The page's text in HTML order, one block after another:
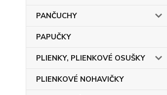
PANČUCHY
PAPUČKY
PLIENKY, PLIENKOVÉ OSUŠKY
PLIENKOVÉ NOHAVIČKY